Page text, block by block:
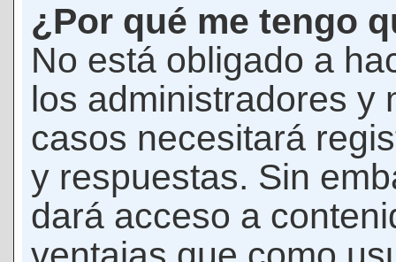
¿Por qué me tengo
No está obligado a
los administradores y
casos necesitará
y respuestas. Sin
dará acceso a